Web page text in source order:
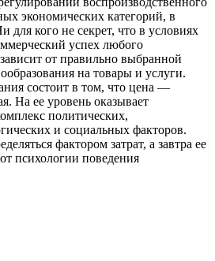
экономических категорий, в
для кого не секрет, что в условиях
успех любого
от правильно выбранной
на товары и услуги.
состоит в том, что цена —
На ее уровень оказывает
политических,
и социальных факторов.
фактором затрат, а завтра ее
психологии поведения